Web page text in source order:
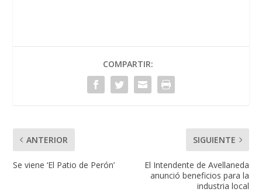
COMPARTIR:
ANTERIOR
Se viene ‘El Patio de Perón’
SIGUIENTE
El Intendente de Avellaneda
anunció beneficios para la
industria local